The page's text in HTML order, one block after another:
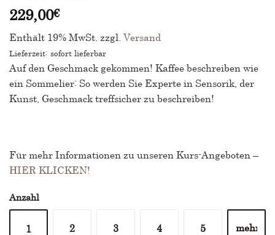
229,00€
Enthält 19% MwSt. zzgl. Versand
Lieferzeit: sofort lieferbar
Auf den Geschmack gekommen! Kaffee beschreiben wie
ein Sommelier: So werden Sie Experte in Sensorik, der
Kunst, Geschmack treffsicher zu beschreiben!
Für mehr Informationen zu unseren Kurs-Angeboten –
HIER KLICKEN!
Anzahl
1 2 3 4 5